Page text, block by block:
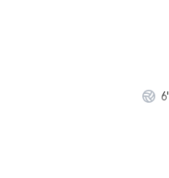
6'